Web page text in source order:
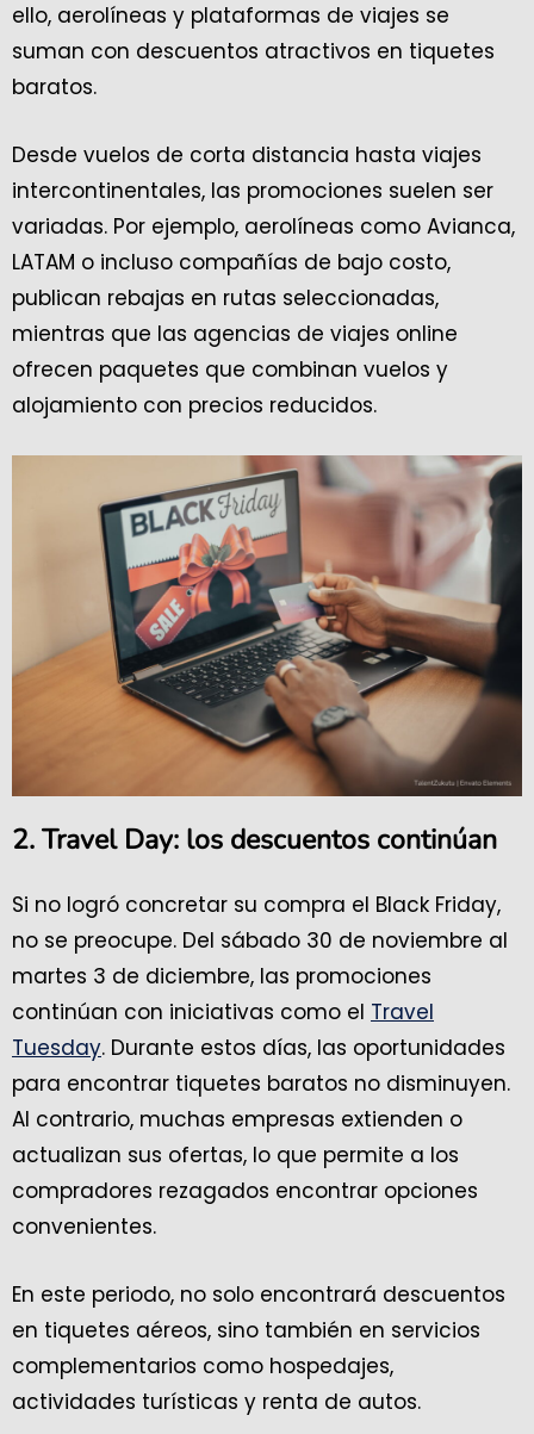
ello, aerolíneas y plataformas de viajes se
suman con descuentos atractivos en tiquetes
baratos.
Desde vuelos de corta distancia hasta viajes
intercontinentales, las promociones suelen ser
variadas. Por ejemplo, aerolíneas como Avianca,
LATAM o incluso compañías de bajo costo,
publican rebajas en rutas seleccionadas,
mientras que las agencias de viajes online
ofrecen paquetes que combinan vuelos y
alojamiento con precios reducidos.
2. Travel Day: los descuentos continúan
Si no logró concretar su compra el Black Friday,
no se preocupe. Del sábado 30 de noviembre al
martes 3 de diciembre, las promociones
continúan con iniciativas como el Travel
Tuesday. Durante estos días, las oportunidades
para encontrar tiquetes baratos no disminuyen.
Al contrario, muchas empresas extienden o
actualizan sus ofertas, lo que permite a los
compradores rezagados encontrar opciones
convenientes.
En este periodo, no solo encontrará descuentos
en tiquetes aéreos, sino también en servicios
complementarios como hospedajes,
actividades turísticas y renta de autos.